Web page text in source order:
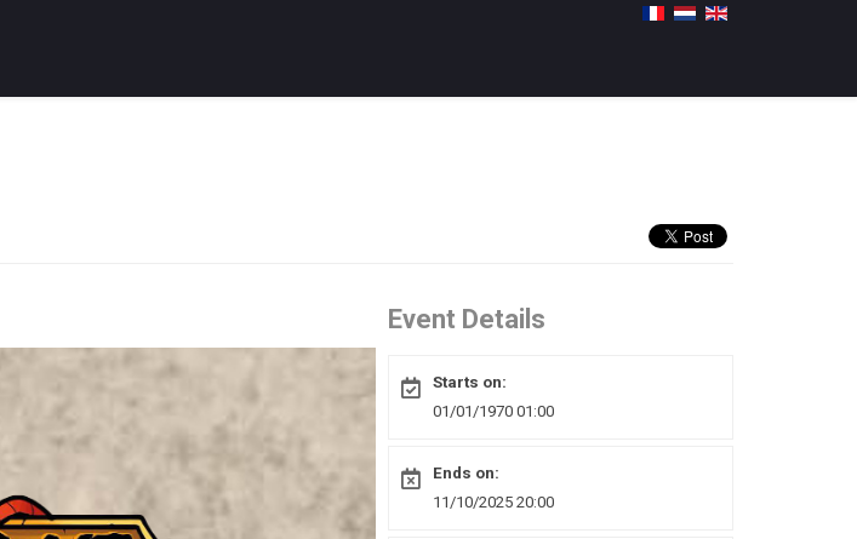
Event Details
Starts on:
01/01/1970 01:00
Ends on:
11/10/2025 20:00